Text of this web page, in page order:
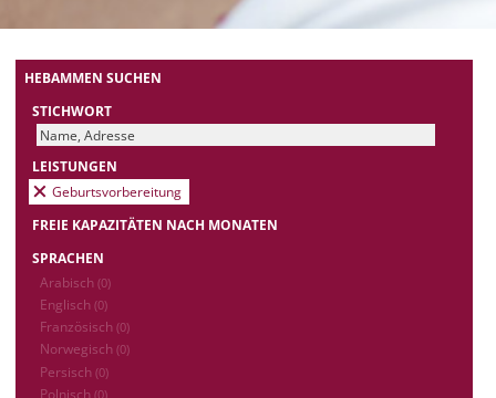
HEBAMMEN SUCHEN
STICHWORT
LEISTUNGEN
Geburtsvorbereitung
FREIE KAPAZITÄTEN NACH MONATEN
SPRACHEN
Arabisch (0)
Englisch (0)
Französisch (0)
Norwegisch (0)
Persisch (0)
Polnisch (0)